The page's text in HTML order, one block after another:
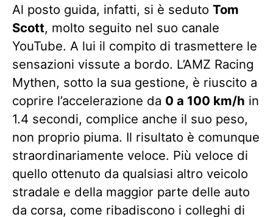
Al posto guida, infatti, si è seduto Tom
Scott, molto seguito nel suo canale
YouTube. A lui il compito di trasmettere le
sensazioni vissute a bordo. L’AMZ Racing
Mythen, sotto la sua gestione, è riuscito a
coprire l’accelerazione da 0 a 100 km/h in
1.4 secondi, complice anche il suo peso,
non proprio piuma. Il risultato è comunque
straordinariamente veloce. Più veloce di
quello ottenuto da qualsiasi altro veicolo
stradale e della maggior parte delle auto
da corsa, come ribadiscono i colleghi di